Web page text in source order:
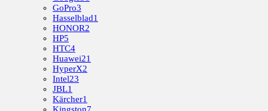
GoPro3
Hasselblad1
HONOR2
HP5
HTC4
Huawei21
HyperX2
Intel23
JBL1
Kärcher1
Kingston7